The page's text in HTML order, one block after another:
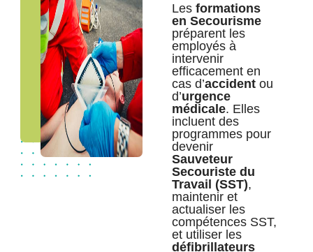
Les formations
en Secourisme
préparent les
employés à
intervenir
efficacement en
cas d’accidentou
d’urgence
médicale. Elles
incluent des
programmes pour
devenir
Sauveteur
Secouriste du
Travail (SST),
maintenir et
actualiser les
compétences SST,
et utiliser les
défibrillateurs